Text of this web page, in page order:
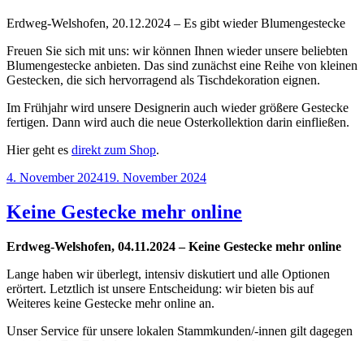
Erdweg-Welshofen, 20.12.2024 – Es gibt wieder Blumengestecke
Freuen Sie sich mit uns: wir können Ihnen wieder unsere beliebten
Blumengestecke anbieten. Das sind zunächst eine Reihe von kleinen
Gestecken, die sich hervorragend als Tischdekoration eignen.
Im Frühjahr wird unsere Designerin auch wieder größere Gestecke
fertigen. Dann wird auch die neue Osterkollektion darin einfließen.
Hier geht es direkt zum Shop.
Veröffentlicht
4. November 202419. November 2024
Keine Gestecke mehr online
Erdweg-Welshofen, 04.11.2024 – Keine Gestecke mehr online
Lange haben wir überlegt, intensiv diskutiert und alle Optionen
erörtert. Letztlich ist unsere Entscheidung: wir bieten bis auf
Weiteres keine Gestecke mehr online an.
Unser Service für unsere lokalen Stammkunden/-innen gilt dagegen